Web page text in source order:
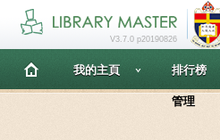
V3.7.0 p20190826
我的主頁 排行榜
管理